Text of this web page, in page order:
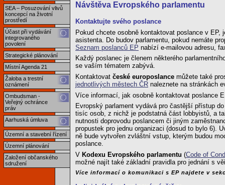
SEA – Posuzování vlivů
koncepcí na životní
prostředí
Účast při vydávání
integrovaného
povolení
Strategické plánování
Místní Agenda 21
Žaloba a trestní
oznámení
Ombudsman -
Veřejný ochránce
práv
Aarhuská úmluva
Územní a stavební řízení
Územní plánování
Založení občanského
sdružení
Návštěva Evropského parlamentu
Kontaktujte svého poslance
Pokud chcete osobně kontaktovat poslance v
asistenta. Do budov parlamentu, pokud nemáte
Seznam poslanců EP nabízí e-mailovou adresu,
Každý poslanec je členem některého
se vaším tématem zabývá.
Kontaktovat české europoslance můžete také
jednotlivých městech ČR naleznete na stránkách
Více informací, jak osobně kontaktovat poslance
Evropský parlament vydává pro častější přístup
tisíc osob, z nichž je podstatná část lobbyistů, a
nutnosti doprovodu poslancem či jiným
propustek pro jednu organizaci (dosud to bylo 6).
ně bude vytvořen zvláštní vstup, kterým budou
poslance.
V Kodexu Evropského parlamentu (Code of
možné najít také základní pravidla pro jednání s
Více informací o komunikaci s EP najdete v